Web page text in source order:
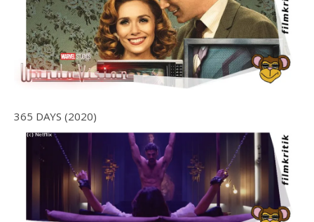
365 DAYS (2020)